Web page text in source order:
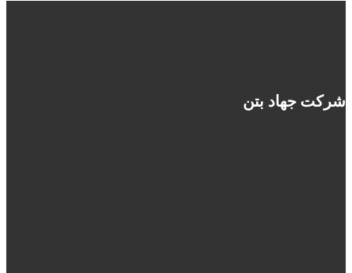
شرکت جهاد بتن